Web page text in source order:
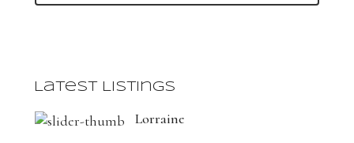
Latest Listings
Lorraine